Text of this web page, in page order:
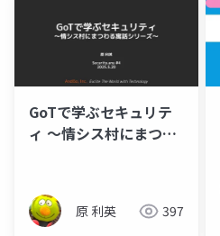
GoTで学ぶセキュリテ
ィ 〜情シス村にまつわ
原 利英 397